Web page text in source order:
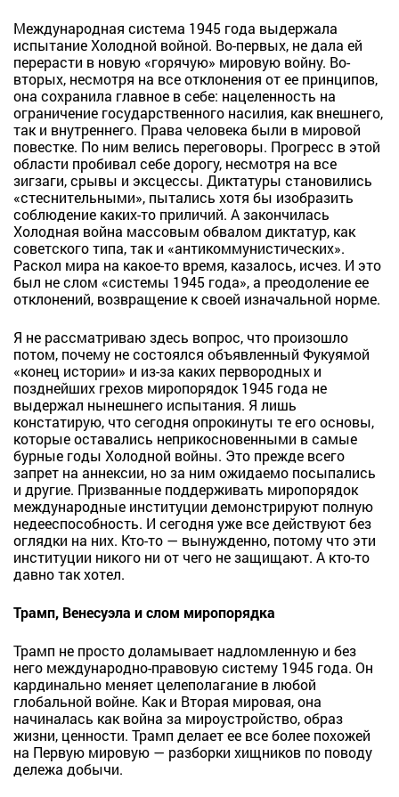
Международная система 1945 года выдержала
испытание Холодной войной. Во-первых, не дала ей
перерасти в новую «горячую» мировую войну. Во-
вторых, несмотря на все отклонения от ее принципов,
она сохранила главное в себе: нацеленность на
ограничение государственного насилия, как внешнего,
так и внутреннего. Права человека были в мировой
повестке. По ним велись переговоры. Прогресс в этой
области пробивал себе дорогу, несмотря на все
зигзаги, срывы и эксцессы. Диктатуры становились
«стеснительными», пытались хотя бы изобразить
соблюдение каких-то приличий. А закончилась
Холодная война массовым обвалом диктатур, как
советского типа, так и «антикоммунистических».
Раскол мира на какое-то время, казалось, исчез. И это
был не слом «системы 1945 года», а преодоление ее
отклонений, возвращение к своей изначальной норме.
Я не рассматриваю здесь вопрос, что произошло
потом, почему не состоялся объявленный Фукуямой
«конец истории» и из-за каких первородных и
позднейших грехов миропорядок 1945 года не
выдержал нынешнего испытания. Я лишь
констатирую, что сегодня опрокинуты те его основы,
которые оставались неприкосновенными в самые
бурные годы Холодной войны. Это прежде всего
запрет на аннексии, но за ним ожидаемо посыпались
и другие. Призванные поддерживать миропорядок
международные институции демонстрируют полную
недееспособность. И сегодня уже все действуют без
оглядки на них. Кто-то — вынужденно, потому что эти
институции никого ни от чего не защищают. А кто-то
давно так хотел.
Трамп, Венесуэла и слом миропорядка
Трамп не просто доламывает надломленную и без
него международно-правовую систему 1945 года. Он
кардинально меняет целеполагание в любой
глобальной войне. Как и Вторая мировая, она
начиналась как война за мироустройство, образ
жизни, ценности. Трамп делает ее все более похожей
на Первую мировую — разборки хищников по поводу
дележа добычи.